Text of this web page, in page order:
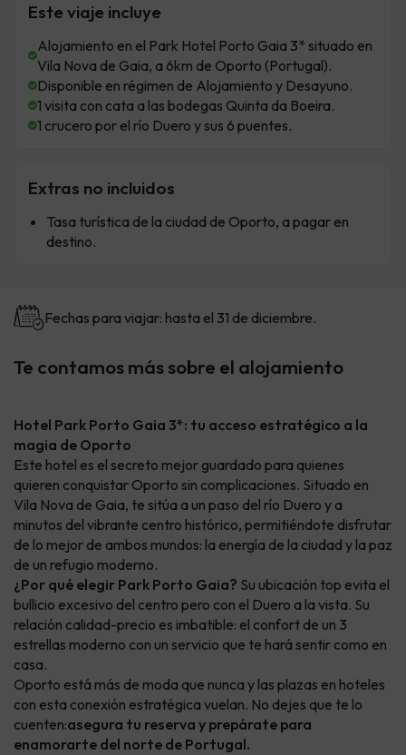
Este viaje incluye
Alojamiento en el Park Hotel Porto Gaia 3* situado en
Vila Nova de Gaia, a 6km de Oporto (Portugal).
Disponible en régimen de Alojamiento y Desayuno.
1 visita con cata a las bodegas Quinta da Boeira.
1 crucero por el río Duero y sus 6 puentes.
Extras no incluidos
Tasa turística de la ciudad de Oporto, a pagar en
destino.
Fechas para viajar: hasta el 31 de diciembre.
Te contamos más sobre el alojamiento
Hotel Park Porto Gaia 3*: tu acceso estratégico a la
magia de Oporto
Este hotel es el secreto mejor guardado para quienes
quieren conquistar Oporto sin complicaciones. Situado en
Vila Nova de Gaia, te sitúa a un paso del río Duero y a
minutos del vibrante centro histórico, permitiéndote disfrutar
de lo mejor de ambos mundos: la energía de la ciudad y la paz
de un refugio moderno.
¿Por qué elegir Park Porto Gaia? Su ubicación top evita el
bullicio excesivo del centro pero con el Duero a la vista. Su
relación calidad-precio es imbatible: el confort de un 3
estrellas moderno con un servicio que te hará sentir como en
casa.
Oporto está más de moda que nunca y las plazas en hoteles
con esta conexión estratégica vuelan. No dejes que te lo
cuenten:asegura tu reserva y prepárate para
enamorarte del norte de Portugal.